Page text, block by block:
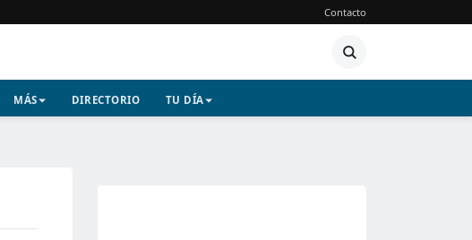
Contacto
MÁS DIRECTORIO TU DÍA